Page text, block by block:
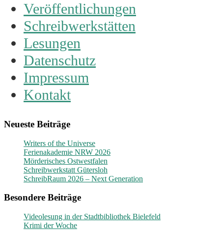
Veröffentlichungen
Schreibwerkstätten
Lesungen
Datenschutz
Impressum
Kontakt
Neueste Beiträge
Writers of the Universe
Ferienakademie NRW 2026
Mörderisches Ostwestfalen
Schreibwerkstatt Gütersloh
SchreibRaum 2026 – Next Generation
Besondere Beiträge
Videolesung in der Stadtbibliothek Bielefeld
Krimi der Woche